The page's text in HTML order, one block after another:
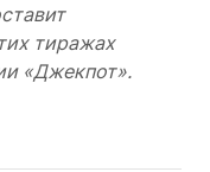
тиражах
«Джекпот».